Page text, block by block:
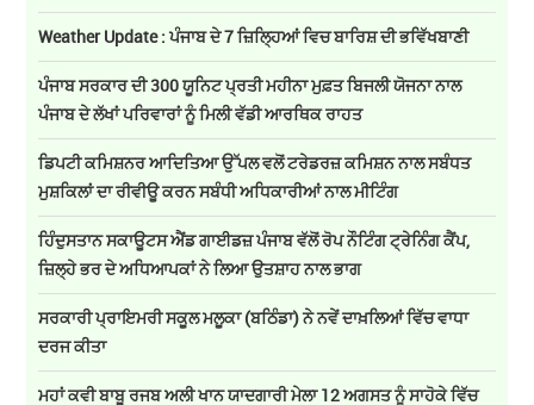
Weather Update : ਪੰਜਾਬ ਦੇ 7 ਜ਼ਿਲ੍ਹਿਆਂ ਵਿਚ ਬਾਰਿਸ਼ ਦੀ ਭਵਿੱਖਬਾਣੀ
ਪੰਜਾਬ ਸਰਕਾਰ ਦੀ 300 ਯੂਨਿਟ ਪ੍ਰਤੀ ਮਹੀਨਾ ਮੁਫ਼ਤ ਬਿਜਲੀ ਯੋਜਨਾ ਨਾਲ
ਪੰਜਾਬ ਦੇ ਲੱਖਾਂ ਪਰਿਵਾਰਾਂ ਨੂੰ ਮਿਲੀ ਵੱਡੀ ਆਰਥਿਕ ਰਾਹਤ
ਡਿਪਟੀ ਕਮਿਸ਼ਨਰ ਆਦਿਤਿਆ ਉੱਪਲ ਵਲੋਂ ਟਰੇਡਰਜ਼ ਕਮਿਸ਼ਨ ਨਾਲ ਸਬੰਧਤ
ਮੁਸ਼ਕਿਲਾਂ ਦਾ ਰੀਵੀਊ ਕਰਨ ਸਬੰਧੀ ਅਧਿਕਾਰੀਆਂ ਨਾਲ ਮੀਟਿੰਗ
ਹਿੰਦੁਸਤਾਨ ਸਕਾਊਟਸ ਐਂਡ ਗਾਈਡਜ਼ ਪੰਜਾਬ ਵੱਲੋਂ ਰੋਪ ਨੌਟਿੰਗ ਟ੍ਰੇਨਿੰਗ ਕੈਂਪ,
ਜ਼ਿਲ੍ਹੇ ਭਰ ਦੇ ਅਧਿਆਪਕਾਂ ਨੇ ਲਿਆ ਉਤਸ਼ਾਹ ਨਾਲ ਭਾਗ
ਸਰਕਾਰੀ ਪ੍ਰਾਇਮਰੀ ਸਕੂਲ ਮਲੂਕਾ (ਬਠਿੰਡਾ) ਨੇ ਨਵੇਂ ਦਾਖ਼ਲਿਆਂ ਵਿੱਚ ਵਾਧਾ
ਦਰਜ ਕੀਤਾ
ਮਹਾਂ ਕਵੀ ਬਾਬੂ ਰਜਬ ਅਲੀ ਖਾਨ ਯਾਦਗਾਰੀ ਮੇਲਾ 12 ਅਗਸਤ ਨੂੰ ਸਾਹੋਕੇ ਵਿੱਚ